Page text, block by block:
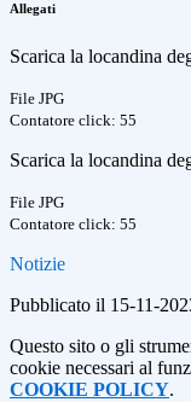
Allegati
Scarica la locandina
File JPG
Contatore click: 55
Scarica la locandina
File JPG
Contatore click: 55
Notizie
Pubblicato il 15-11-
Questo sito o gli
cookie necessari al
COOKIE POLICY.